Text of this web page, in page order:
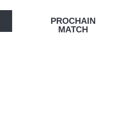
PROCHAIN
MATCH